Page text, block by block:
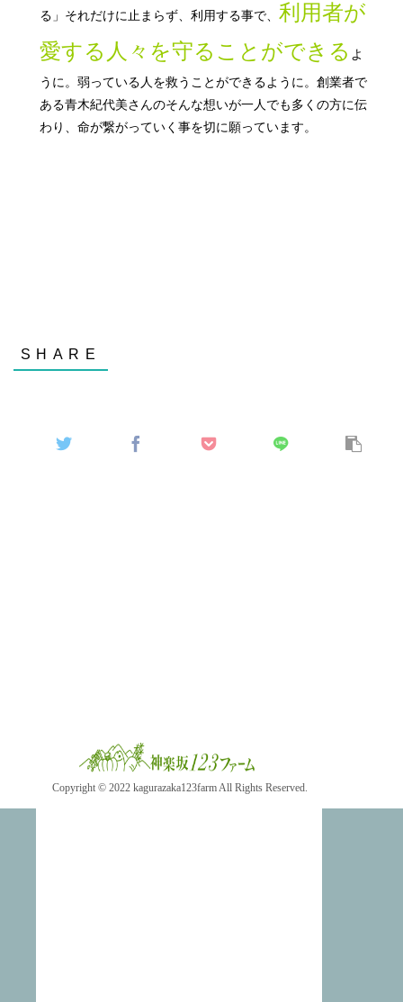
る」それだけに止まらず、利用する事で、 利用者が
愛する人々を守ることができる よ
うに。弱っている人を救うことができるように。創業者で
ある青木紀代美さんのそんな想いが一人でも多くの方に伝
わり、命が繋がっていく事を切に願っています。
Copyright © 2022 kagurazaka123farm All Rights Reserved.